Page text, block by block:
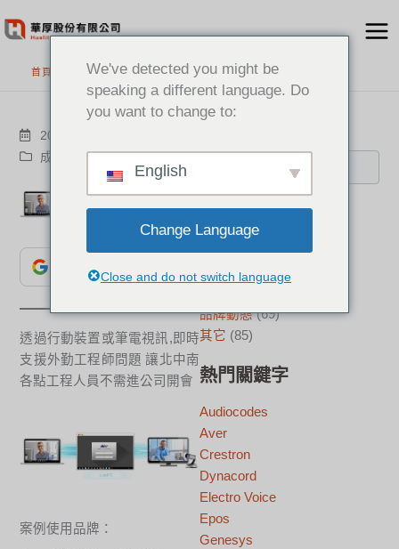
至
首頁 最新消息
2020-06-28
成功案例
加入為 Google 偏好來源
透過行動裝置或筆電視訊,即時
支援外勤工程師問題 讓北中南
各點工程人員不需進公司開會
案例使用品牌：
搜尋
分類
新聞中心(21)
成功案例
品牌動態(69)
其它 (85)
熱門關鍵字
Audiocodes
Aver
Crestron
Dynacord
Electro Voice
Epos
Genesys
We've detected you might be
speaking a different language. Do
you want to change to:
English
Change Language
Close and do not switch language